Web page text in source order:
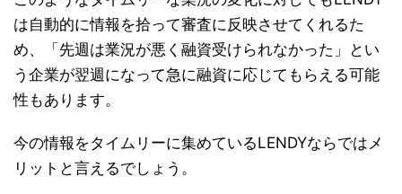
は自動的に情報を拾って審査に反映させてくれるた
め、「先週は業況が悪く融資受けられなかった」とい
う企業が翌週になって急に融資に応じてもらえる可能
性もあります。
今の情報をタイムリーに集めているLENDYならではメ
リットと言えるでしょう。